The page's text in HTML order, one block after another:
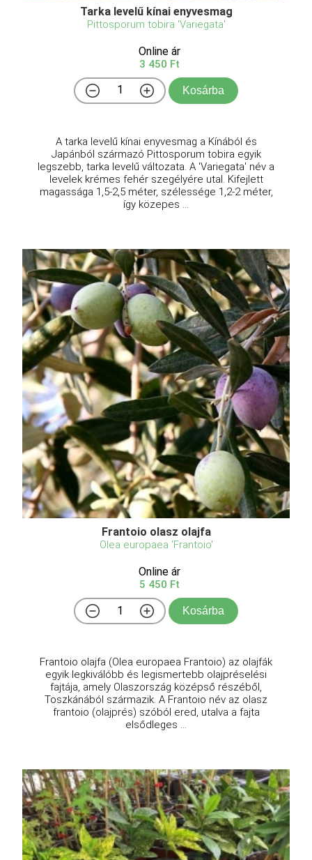
Tarka levelű kínai enyvesmag
Pittosporum tobira 'Variegata'
Online ár
3 450 Ft
Kosárba
A tarka levelű kínai enyvesmag a Kínából és
Japánból származó Pittosporum tobira egyik
legszebb, tarka levelű változata. A 'Variegata' név a
levelek krémes fehér szegélyére utal. Kifejlett
magassága 1,5-2,5 méter, szélessége 1,2-2 méter,
így közepes ...
Frantoio olasz olajfa
Olea europaea 'Frantoio'
Online ár
5 450 Ft
Kosárba
Frantoio olajfa (Olea europaea Frantoio) az olajfák
egyik legkiválóbb és legismertebb olajpréselési
fajtája, amely Olaszország középső részéből,
Toszkánából származik. A Frantoio név az olasz
frantoio (olajprés) szóból ered, utalva a fajta
elsődleges ...